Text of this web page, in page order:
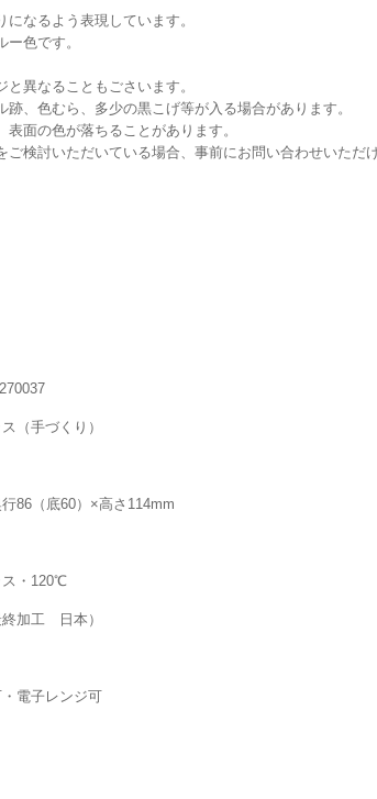
なるよう表現しています。
色です。
異なることもごさいます。
、色むら、多少の黒こげ等が入る場合があります。
面の色が落ちることがあります。
検討いただいている場合、事前にお問い合わせいただ
（手づくり）
86（底60）×高さ114mm
ス・120℃
加工 日本）
電子レンジ可